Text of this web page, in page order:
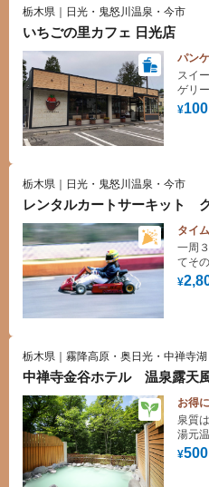
栃木県｜日光・鬼怒川温泉・今市
いちごの里カフェ 日光店
パン
¥100
スイ
ゲリ
お楽
栃木県｜日光・鬼怒川温泉・今市
レンタルカートサーキット
タイ
¥
一周
てそ
方式
グロ
栃木県｜霧降高原・奥日光・中禅寺湖
中禅寺金谷ホテル 温泉露天
お得
¥500
泉質
湯元
す。